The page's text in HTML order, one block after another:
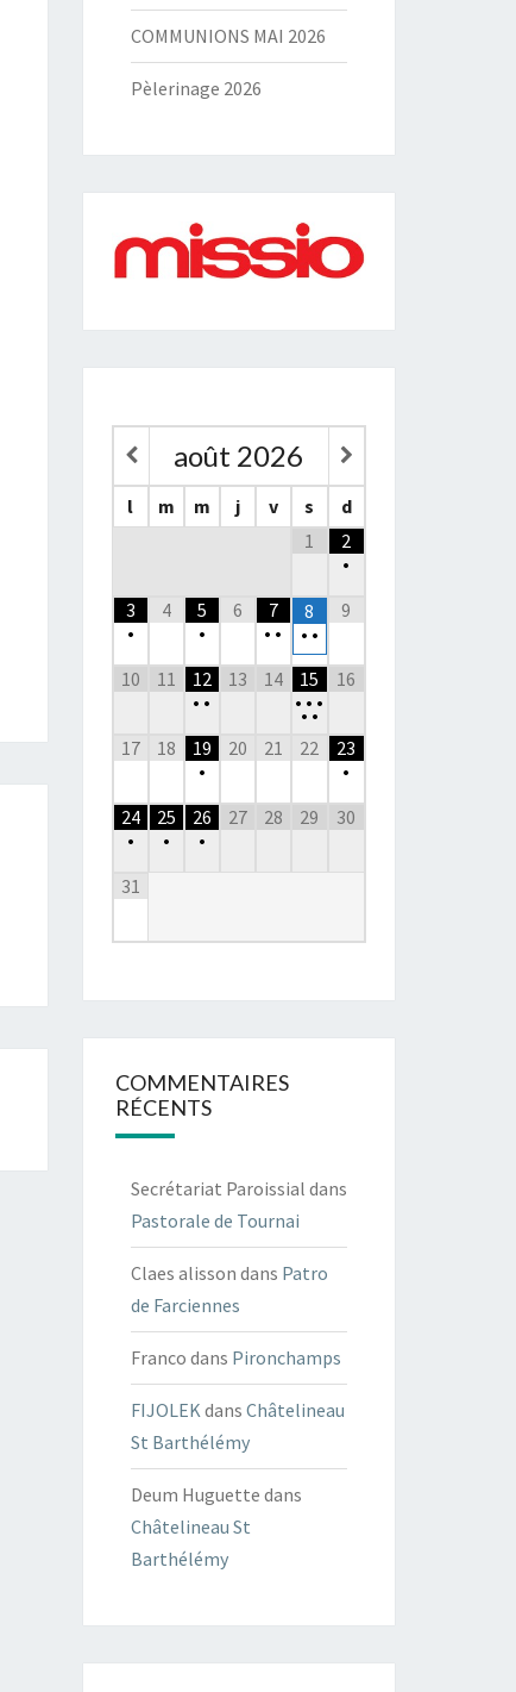
COMMUNIONS MAI 2026
Pèlerinage 2026
août 2026
l m m j v s
d
1
2
•
3
•
4
5
•
6
7
• •
8
• •
9
10 11
12
• •
13 14
15
• • •
••
16
17 18
19
•
20 21 22
23
•
24
•
25
•
26
•
27 28 29 30
31
COMMENTAIRES
RÉCENTS
Secrétariat Paroissial dans
Pastorale de Tournai
Claes alisson dans Patro
de Farciennes
Franco dans Pironchamps
FIJOLEK dans Châtelineau
St Barthélémy
Deum Huguette dans
Châtelineau St
Barthélémy